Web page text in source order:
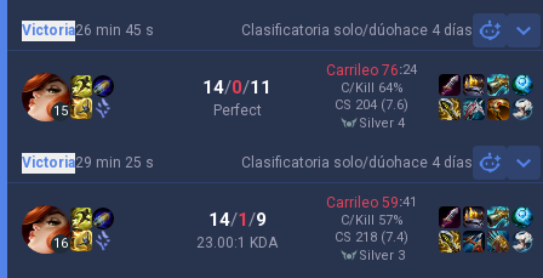
Clasificatoria solo/dúohace 4 días
Victoria26 min 45 s
15
14/0/11
Perfect
Carrileo 76:24
C/Kill 64%
CS 204 (7.6)
silver 4
Clasificatoria solo/dúohace 4 días
Victoria29 min 25 s
16
14/1/9
23.00:1 KDA
Carrileo 59:41
C/Kill 57%
CS 218 (7.4)
silver 3